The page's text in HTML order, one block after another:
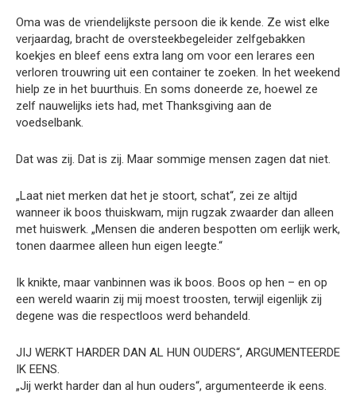
Oma was de vriendelijkste persoon die ik kende. Ze wist elke
verjaardag, bracht de oversteekbegeleider zelfgebakken
koekjes en bleef eens extra lang om voor een lerares een
verloren trouwring uit een container te zoeken. In het weekend
hielp ze in het buurthuis. En soms doneerde ze, hoewel ze
zelf nauwelijks iets had, met Thanksgiving aan de
voedselbank.
Dat was zij. Dat is zij. Maar sommige mensen zagen dat niet.
„Laat niet merken dat het je stoort, schat“, zei ze altijd
wanneer ik boos thuiskwam, mijn rugzak zwaarder dan alleen
met huiswerk. „Mensen die anderen bespotten om eerlijk werk,
tonen daarmee alleen hun eigen leegte.“
Ik knikte, maar vanbinnen was ik boos. Boos op hen – en op
een wereld waarin zij mij moest troosten, terwijl eigenlijk zij
degene was die respectloos werd behandeld.
JIJ WERKT HARDER DAN AL HUN OUDERS“, ARGUMENTEERDE
IK EENS.
„Jij werkt harder dan al hun ouders“, argumenteerde ik eens.